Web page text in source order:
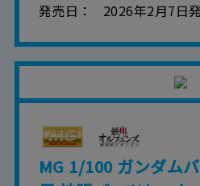
発売日 2026年2月7日
MG 1/100 ガンダム